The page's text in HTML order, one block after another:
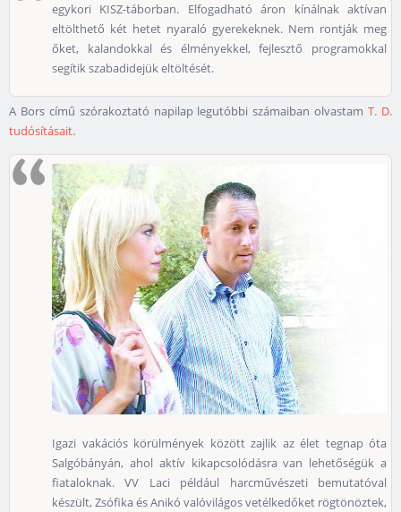
egykori KISZ-táborban. Elfogadható áron kínálnak aktívan
eltölthető két hetet nyaraló gyerekeknek. Nem rontják meg
őket, kalandokkal és élményekkel, fejlesztő programokkal
segítik szabadidejük eltöltését.
A Bors című szórakoztató napilap legutóbbi számaiban olvastamT. D.
tudósításait.
Igazi vakációs körülmények között zajlik az élet tegnap óta
Salgóbányán, ahol aktív kikapcsolódásra van lehetőségük a
fiataloknak. VV Laci például harcművészeti bemutatóval
készült, Zsófika és Anikó valóvilágos vetélkedőket rögtönöztek,